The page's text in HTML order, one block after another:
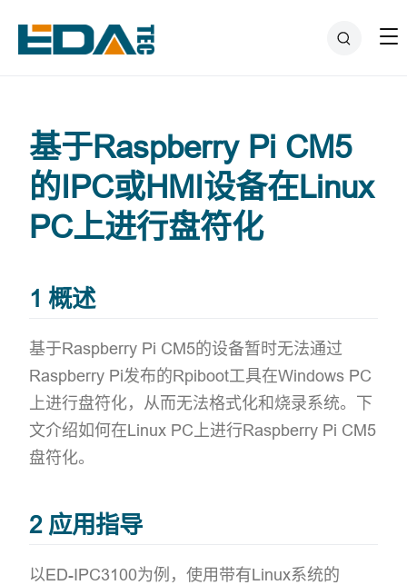
基于Raspberry Pi CM5
的IPC或HMI设备在Linux
PC上进行盘符化
1 概述
基于Raspberry Pi CM5的设备暂时无法通过
Raspberry Pi发布的Rpiboot工具在Windows PC
上进行盘符化，从而无法格式化和烧录系统。下
文介绍如何在Linux PC上进行Raspberry Pi CM5
盘符化。
2 应用指导
以ED-IPC3100为例，使用带有Linux系统的